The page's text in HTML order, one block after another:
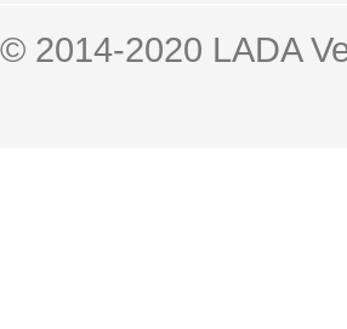
© 2014-2020 LADA